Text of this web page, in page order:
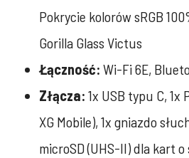
Pokrycie kolorów sRGB
Gorilla Glass Victus
Łączność: Wi-Fi 6E,
Złącza: 1x USB typu C, 1x
XG Mobile), 1x gniazdo
microSD (UHS-II) dla kart